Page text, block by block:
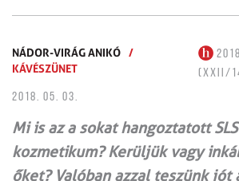
NÁDOR-VIRÁG ANIKÓ /
KÁVÉSZÜNET
(XXII/
2018. 05. 03.
Mi is az a sokat hangoztatott
kozmetikum? Kerüljük vagy
őket? Valóban azzal teszünk jót